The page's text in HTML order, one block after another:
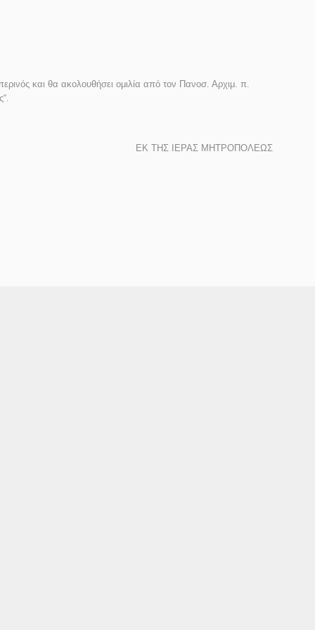
και θα ακολουθήσει ομιλία από τον Πανοσ. Αρχιμ. π.
“.
ΕΚ ΤΗΣ ΙΕΡΑΣ ΜΗΤΡΟΠΟΛΕΩΣ